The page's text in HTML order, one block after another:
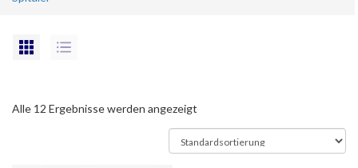
Alle 12 Ergebnisse werden angezeigt